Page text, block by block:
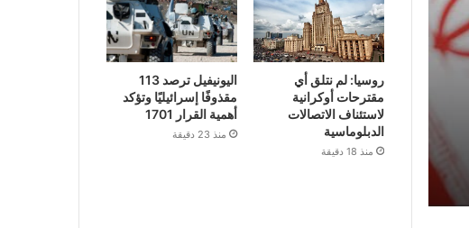
روسيا: لم نتلق أي
مقترحات أوكرانية
لاستئناف الاتصالات
الدبلوماسية
منذ 18 دقيقة
اليونيفيل ترصد 113
مقذوفًا إسرائيليًا وتؤكد
أهمية القرار 1701
منذ 23 دقيقة